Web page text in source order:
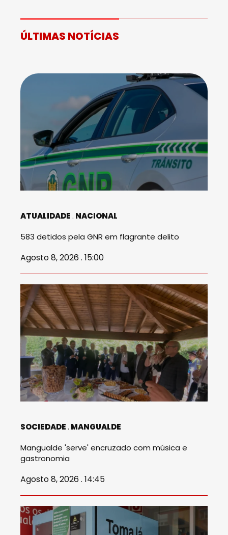
ÚLTIMAS NOTÍCIAS
ATUALIDADE NACIONAL
583 detidos pela GNR em flagrante delito
Agosto 8, 2026 . 15:00
SOCIEDADE MANGUALDE
Mangualde 'serve' encruzado com música e
gastronomia
Agosto 8, 2026 . 14:45